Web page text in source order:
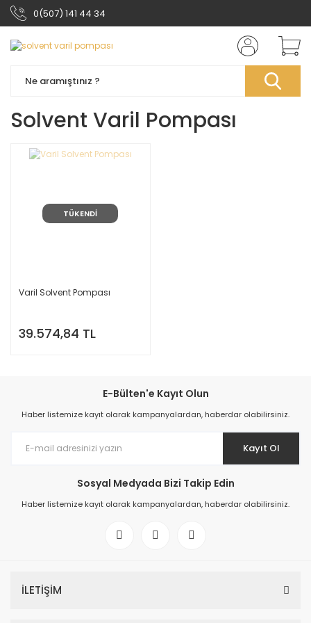
0(507) 141 44 34
Solvent Varil Pompası
TÜKENDİ
Varil Solvent Pompası
39.574,84 TL
E-Bülten'e Kayıt Olun
Haber listemize kayıt olarak kampanyalardan, haberdar olabilirsiniz.
Kayıt Ol
Sosyal Medyada Bizi Takip Edin
Haber listemize kayıt olarak kampanyalardan, haberdar olabilirsiniz.
İLETİŞİM